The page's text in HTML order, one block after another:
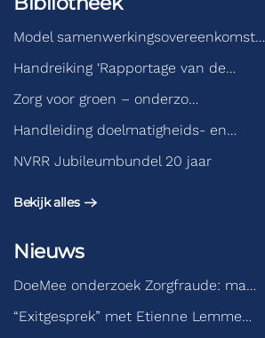
Model samenwerkingsovereenkomst…
Handreiking ‘Rapportage van de…
Zorg voor groen – onderzo…
Handleiding doelmatigheids- en…
NVRR Jubileumbundel 20 jaar
Bekijk alles
Nieuws
DoeMee onderzoek Zorgfraude: ma…
“Exitgesprek” met Etienne Lemme…